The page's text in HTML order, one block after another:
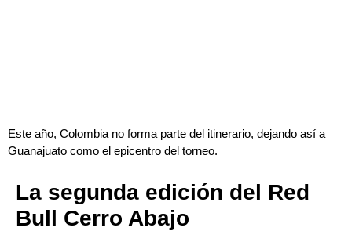
Este año, Colombia no forma parte del itinerario, dejando así a
Guanajuato como el epicentro del torneo.
La segunda edición del Red
Bull Cerro Abajo